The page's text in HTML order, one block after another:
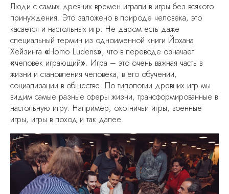
Люди с самых древних времен играли в игры без всякого
принуждения. Это заложено в природе человека, это
касается и настольных игр. Не даром есть даже
специальный термин из одноименной книги Йохана
Хейзинга «Homo Ludens», что в переводе означает
«человек играющий». Игра – это очень важная часть в
жизни и становления человека, в его обучении,
социализации в обществе. По типологии древних игр мы
видим самые разные сферы жизни, трансформированные в
настольную игру. Например, охотничьи игры, военные
игры, игры в поход и так далее.